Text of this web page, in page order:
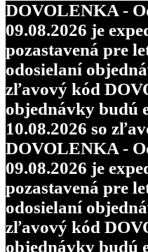
DOVOLENKA -
09.08.2026 je
pozastavená pre
odosielaní
zľavový kód
objednávky budú
10.08.2026 so
DOVOLENKA -
09.08.2026 je
pozastavená pre
odosielaní
zľavový kód
objednávky budú